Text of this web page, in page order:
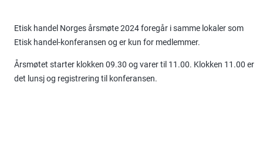
Etisk handel Norges årsmøte 2024 foregår i samme lokaler som
Etisk handel-konferansen og er kun for medlemmer.
Årsmøtet starter klokken 09.30 og varer til 11.00. Klokken 11.00 er
det lunsj og registrering til konferansen.